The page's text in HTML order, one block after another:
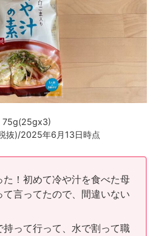
75g(25gx3)
抜)/2025年6月13日時点
！初めて冷や汁を食べた母
て言ってたので、間違いない
持って行って、水で割って職